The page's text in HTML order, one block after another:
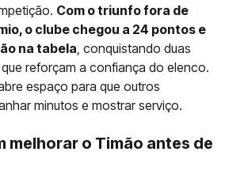
Com o triunfo fora de
o clube chegou a 24 pontos e
na tabela , conquistando duas
reforçam a confiança do elenco.
espaço para que outros
minutos e mostrar serviço.
melhorar o Timão antes de